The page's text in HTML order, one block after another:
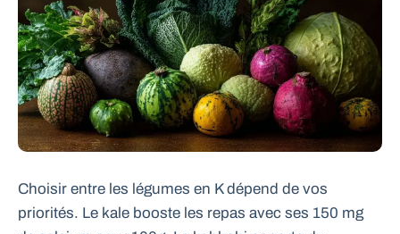
Choisir entre les légumes en K dépend de vos
priorités. Le kale booste les repas avec ses 150 mg